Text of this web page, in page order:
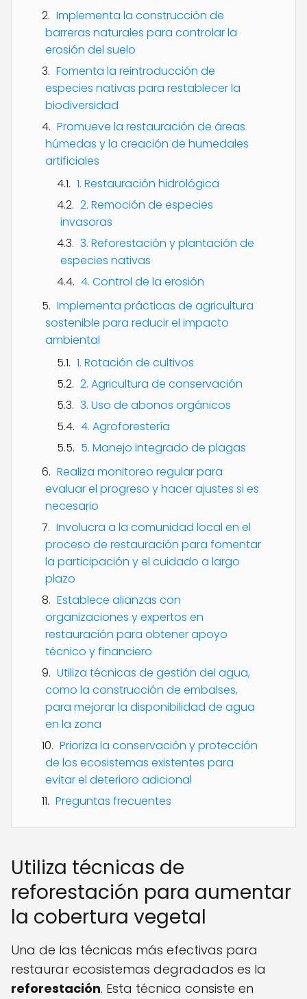
Implementa la construcción de
barreras naturales para controlar la
erosión del suelo
Fomenta la reintroducción de
especies nativas para restablecer la
biodiversidad
Promueve la restauración de áreas
húmedas y la creación de humedales
artificiales
1. Restauración hidrológica
2. Remoción de especies
invasoras
3. Reforestación y plantación de
especies nativas
4. Control de la erosión
Implementa prácticas de agricultura
sostenible para reducir el impacto
ambiental
1. Rotación de cultivos
2. Agricultura de conservación
3. Uso de abonos orgánicos
4. Agroforestería
5. Manejo integrado de plagas
Realiza monitoreo regular para
evaluar el progreso y hacer ajustes si es
necesario
Involucra a la comunidad local en el
proceso de restauración para fomentar
la participación y el cuidado a largo
plazo
Establece alianzas con
organizaciones y expertos en
restauración para obtener apoyo
técnico y financiero
Utiliza técnicas de gestión del agua,
como la construcción de embalses,
para mejorar la disponibilidad de agua
en la zona
Prioriza la conservación y protección
de los ecosistemas existentes para
evitar el deterioro adicional
Preguntas frecuentes
Utiliza técnicas de
reforestación para aumentar
la cobertura vegetal
Una de las técnicas más efectivas para
restaurar ecosistemas degradados es la
reforestación. Esta técnica consiste en